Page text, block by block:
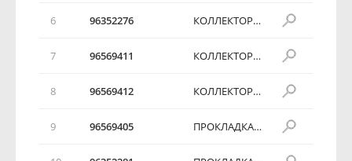
6 96352276 КОЛЛЕКТОР ВПУСКНОЙ
7 96569411 КОЛЛЕКТОР ВПУСКНОЙ
8 96569412 КОЛЛЕКТОР ВПУСКНОЙ
9 96569405 ПРОКЛАДКА ВПУСКНОГО КОЛЛЕКТОРА